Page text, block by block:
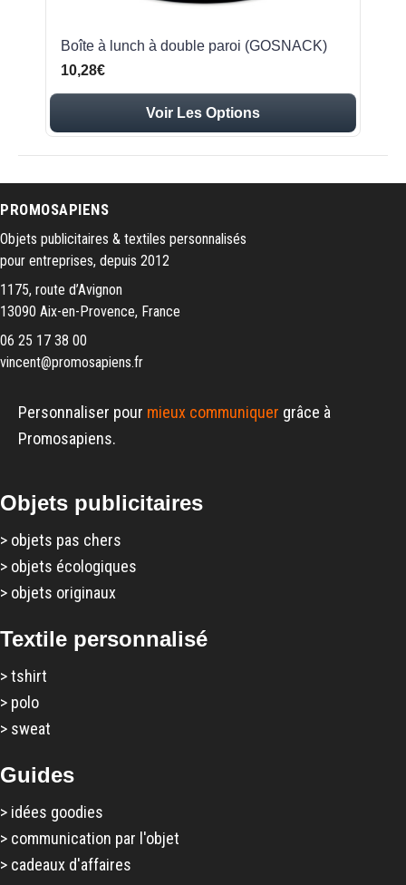
Boîte à lunch à double paroi (GOSNACK)
10,28€
Voir Les Options
PROMOSAPIENS
Objets publicitaires & textiles personnalisés
pour entreprises, depuis 2012
1175, route d’Avignon
13090 Aix-en-Provence, France
06 25 17 38 00
vincent@promosapiens.fr
Personnaliser pour mieux communiquer grâce à
Promosapiens.
Objets publicitaires
> objets pas chers
> objets écologiques
> objets originaux
Textile personnalisé
>tshirt
> polo
> sweat
Guides
> idées goodies
> communication par l'objet
> cadeaux d'affaires